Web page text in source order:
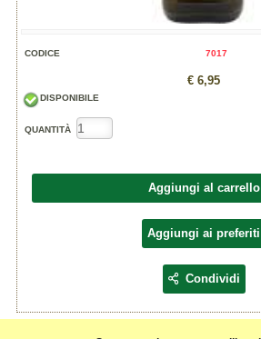
CODICE 7017
€ 6,95
DISPONIBILE
QUANTITÀ
Aggiungi al carrello
Aggiungi ai preferiti
Condividi